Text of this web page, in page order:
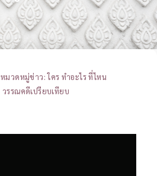
หมวดหมู่ข่าว:ใคร ทำอะไร ที่ไหน
วรรณคดีเปรียบเทียบ